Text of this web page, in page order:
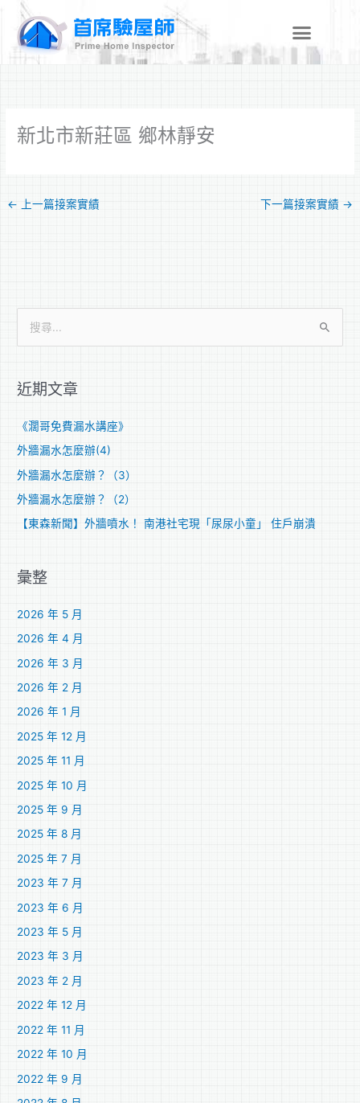
新北市新莊區 鄉林靜安
← 上一篇接案實績 下一篇接案實績 →
鍵
近期文章
《濶哥免費漏水講座》
外牆漏水怎麼辦(4)
外牆漏水怎麼辦？（3）
外牆漏水怎麼辦？（2）
【東森新聞】外牆噴水！ 南港社宅現「尿尿小童」 住戶崩潰
彙整
2026 年 5 月
2026 年 4 月
2026 年 3 月
2026 年 2 月
2026 年 1 月
2025 年 12 月
2025 年 11 月
2025 年 10 月
2025 年 9 月
2025 年 8 月
2025 年 7 月
2023 年 7 月
2023 年 6 月
2023 年 5 月
2023 年 3 月
2023 年 2 月
2022 年 12 月
2022 年 11 月
2022 年 10 月
2022 年 9 月